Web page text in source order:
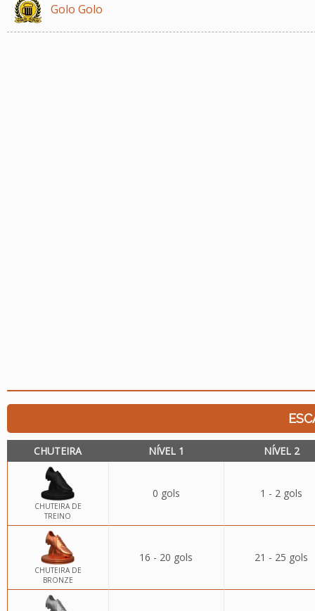
Golo Golo
CHUTEIRA NÍVEL 1 NÍVEL 2
CHUTEIRA DE
TREINO
0 gols 1 - 2 gols
CHUTEIRA DE
BRONZE
16 - 20 gols 21 - 25 gols